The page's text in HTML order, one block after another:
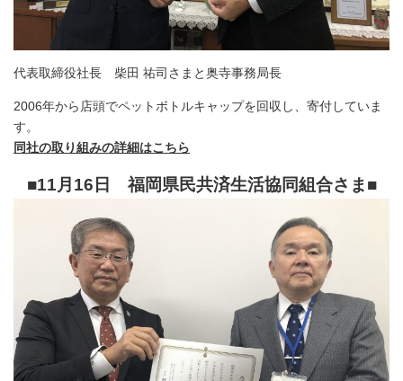
代表取締役社長 柴田 祐司さまと奥寺事務局長
2006年から店頭でペットボトルキャップを回収し、寄付していま
す。
同社の取り組みの詳細はこちら
■11月16日 福岡県民共済生活協同組合さま ■